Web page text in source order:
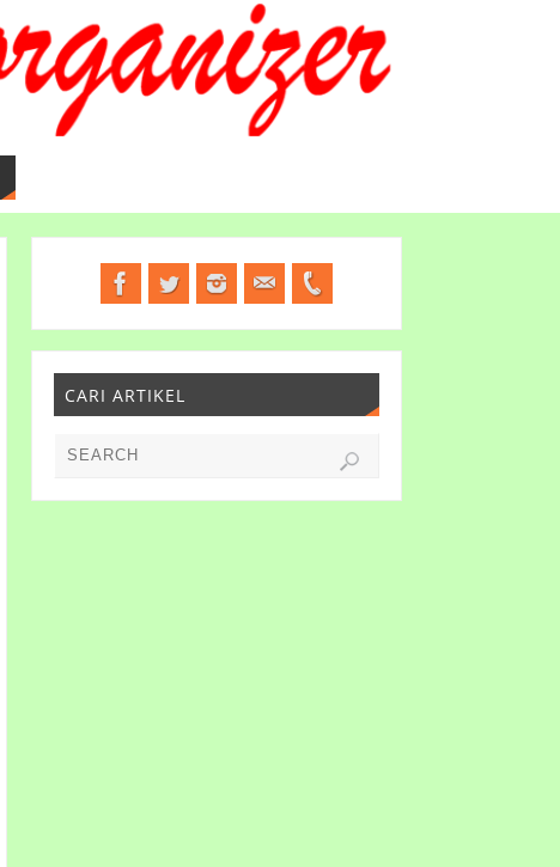
CARI ARTIKEL